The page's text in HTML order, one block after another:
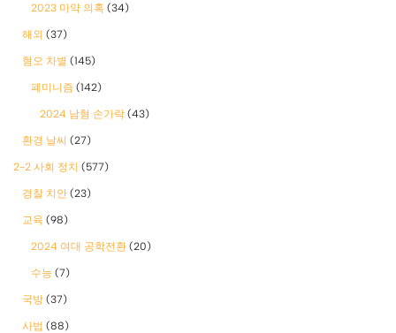
2023 마약 의혹 (34)
해외 (37)
혐오 차별 (145)
폐미니즘 (142)
2024 남혐 손가락 (43)
환경 날씨 (27)
2-2 사회 정치 (577)
경찰 치안 (23)
교육 (98)
2024 여대 공학전환 (20)
수능 (7)
국방 (37)
사법 (88)